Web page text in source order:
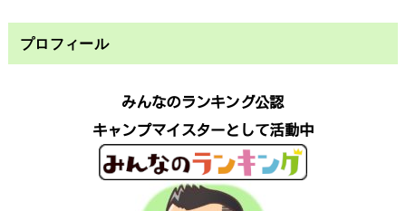
プロフィール
みんなのランキング公認
キャンプマイスターとして活動中